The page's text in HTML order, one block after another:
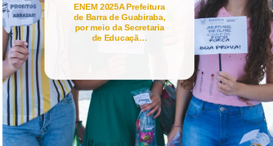
ENEM 2025A Prefeitura
de Barra de Guabiraba,
por meio da Secretaria
de Educaçã…